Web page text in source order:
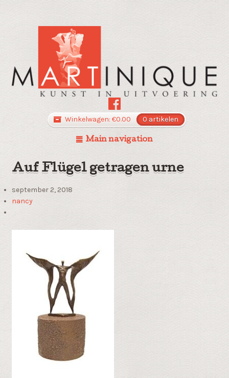
Winkelwagen: €0.00 0 artikelen
Main navigation
Auf Flügel getragen urne
september 2, 2018
nancy